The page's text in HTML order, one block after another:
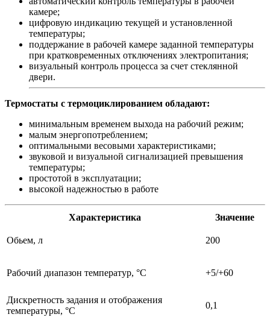
камере;
цифровую индикацию текущей и установленной
температуры;
поддержание в рабочей камере заданной температуры
при кратковременных отключениях электропитания;
визуальный контроль процесса за счет стеклянной
двери.
Термостаты с термоциклированием обладают:
минимальным временем выхода на рабочий режим;
малым энергопотреблением;
оптимальными весовыми характеристиками;
звуковой и визуальной сигнализацией превышения
температуры;
простотой в эксплуатации;
высокой надежностью в работе
Характеристика Значение
Обьем, л 200
Рабочий диапазон температур, °С +5/+60
Дискретность задания и отображения
температуры, °С
0,1